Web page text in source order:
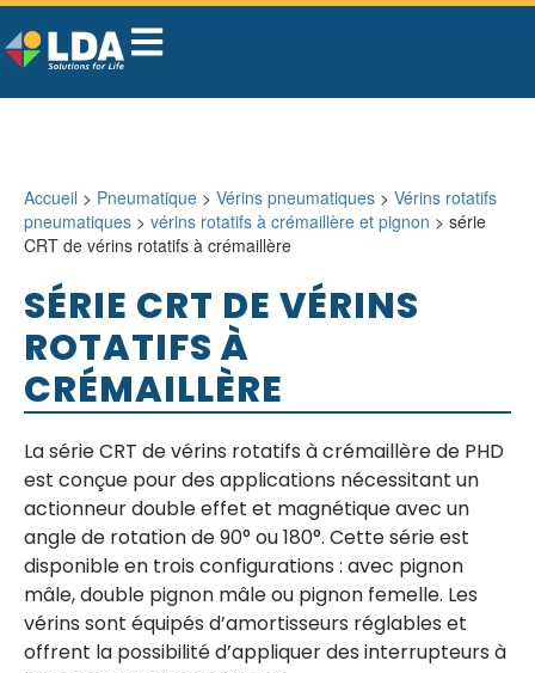
Accueil > Pneumatique > Vérins pneumatiques > Vérins rotatifs
pneumatiques > vérins rotatifs à crémaillère et pignon > série
CRT de vérins rotatifs à crémaillère
SÉRIE CRT DE VÉRINS
ROTATIFS À
CRÉMAILLÈRE
La série CRT de vérins rotatifs à crémaillère de PHD
est conçue pour des applications nécessitant un
actionneur double effet et magnétique avec un
angle de rotation de 90° ou 180°. Cette série est
disponible en trois configurations : avec pignon
mâle, double pignon mâle ou pignon femelle. Les
vérins sont équipés d’amortisseurs réglables et
offrent la possibilité d’appliquer des interrupteurs à